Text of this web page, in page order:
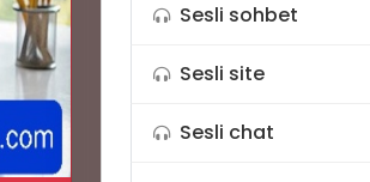
Sesli sohbet
Sesli site
Sesli chat